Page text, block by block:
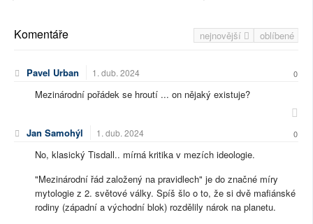
nejnovější oblíbené
Komentáře
Pavel Urban 1. dub. 2024 0
Mezinárodní pořádek se hroutí ... on nějaký existuje?
Jan Samohýl 1. dub. 2024 0
No, klasický Tisdall.. mírná kritika v mezích ideologie.
"Mezinárodní řád založený na pravidlech" je do značné míry
mytologie z 2. světové války. Spíš šlo o to, že si dvě mafiánské
rodiny (západní a východní blok) rozdělily nárok na planetu.